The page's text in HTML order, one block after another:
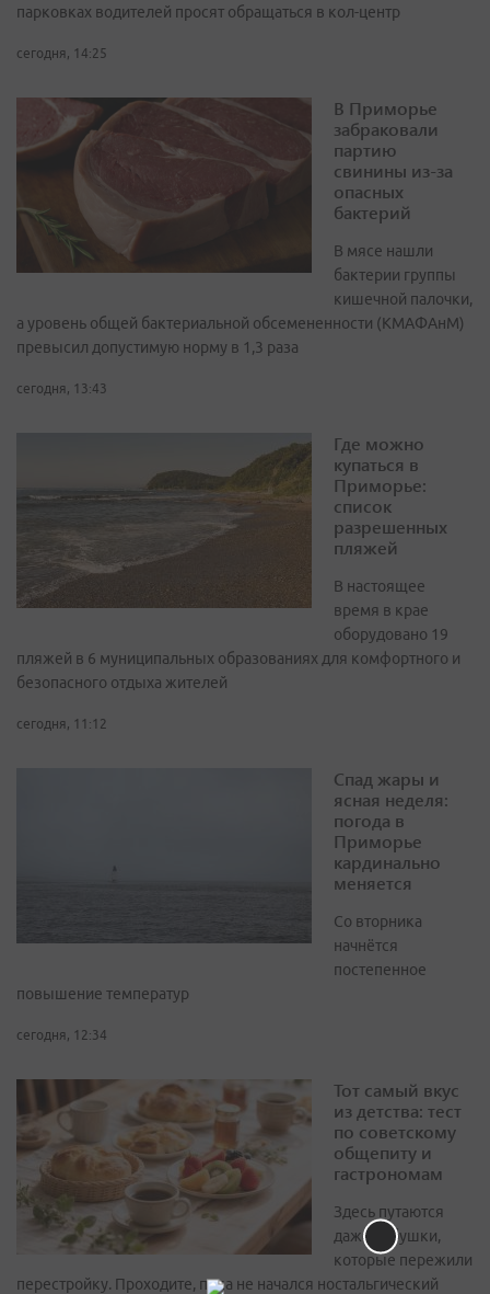
парковках водителей просят обращаться в кол-центр
сегодня, 14:25
В Приморье
забраковали
партию
свинины из-за
опасных
бактерий
В мясе нашли
бактерии группы
кишечной палочки,
а уровень общей бактериальной обсемененности (КМАФАнМ)
превысил допустимую норму в 1,3 раза
сегодня, 13:43
Где можно
купаться в
Приморье:
список
разрешенных
пляжей
В настоящее
время в крае
оборудовано 19
пляжей в 6 муниципальных образованиях для комфортного и
безопасного отдыха жителей
сегодня, 11:12
Спад жары и
ясная неделя:
погода в
Приморье
кардинально
меняется
Со вторника
начнётся
постепенное
повышение температур
сегодня, 12:34
Тот самый вкус
из детства: тест
по советскому
общепиту и
гастрономам
Здесь путаются
даже бабушки,
которые пережили
перестройку. Проходите, пока не начался ностальгический